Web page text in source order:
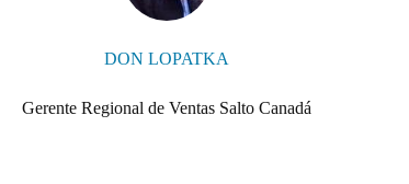
DON LOPATKA
Gerente Regional de Ventas Salto Canadá